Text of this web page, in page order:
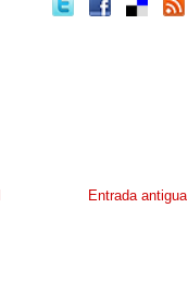
Entrada antigua